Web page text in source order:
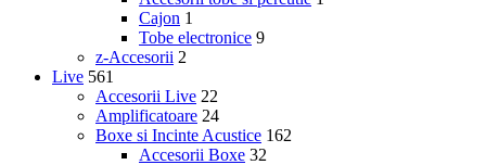
Cajon 1
Tobe electronice 9
z-Accesorii 2
Live 561
Accesorii Live 22
Amplificatoare 24
Boxe si Incinte Acustice 162
Accesorii Boxe 32